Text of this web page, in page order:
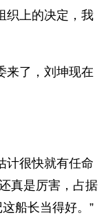
织上的决定，我
来了，刘坤现在
计很快就有任命
真是厉害，占据
船长当得好。”